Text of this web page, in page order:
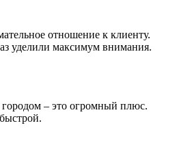
отношение к клиенту.
уделили максимум внимания.
– это огромный плюс.